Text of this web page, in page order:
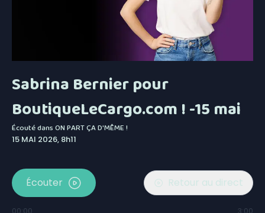
Sabrina Bernier pour
BoutiqueLeCargo.com ! -15 mai
Écouté dansON PART ÇA D'MÊME !
15 MAI 2026, 8h11
Écouter Retour au direct
00:00 3:00